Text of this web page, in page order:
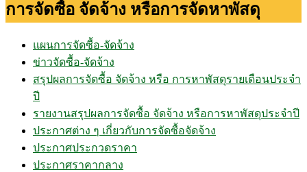
การจัดซื้อ จัดจ้าง หรือการจัดหาพัสดุ
แผนการจัดซื้อ-จัดจ้าง
ข่าวจัดซื้อ-จัดจ้าง
สรุปผลการจัดซื้อ จัดจ้าง หรือ การหาพัสดุรายเดือนประจำ
ปี
รายงานสรุปผลการจัดซื้อ จัดจ้าง หรือการหาพัสดุประจำปี
ประกาศต่าง ๆ เกี่ยวกับการจัดซื้อจัดจ้าง
ประกาศประกวดราคา
ประกาศราคากลาง